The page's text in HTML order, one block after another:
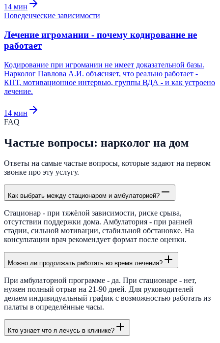
14 мин
Поведенческие зависимости
Лечение игромании - почему кодирование не
работает
Кодирование при игромании не имеет доказательной базы.
Нарколог Павлова А.И. объясняет, что реально работает -
КПТ, мотивационное интервью, группы ВДА - и как устроено
лечение.
14 мин
FAQ
Частые вопросы: нарколог на дом
Ответы на самые частые вопросы, которые задают на первом
звонке про эту услугу.
Как выбрать между стационаром и амбулаторией?
Стационар - при тяжёлой зависимости, риске срыва,
отсутствии поддержки дома. Амбулатория - при ранней
стадии, сильной мотивации, стабильной обстановке. На
консультации врач рекомендует формат после оценки.
Можно ли продолжать работать во время лечения?
При амбулаторной программе - да. При стационаре - нет,
нужен полный отрыв на 21-90 дней. Для руководителей
делаем индивидуальный график с возможностью работать из
палаты в определённые часы.
Кто узнает что я лечусь в клинике?